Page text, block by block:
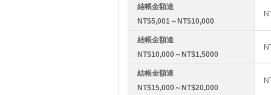
結帳金額達
NT$5,001～NT$10,000
結帳金額達
NT$10,000～NT$1,5000
結帳金額達
NT$15,000～NT$20,000